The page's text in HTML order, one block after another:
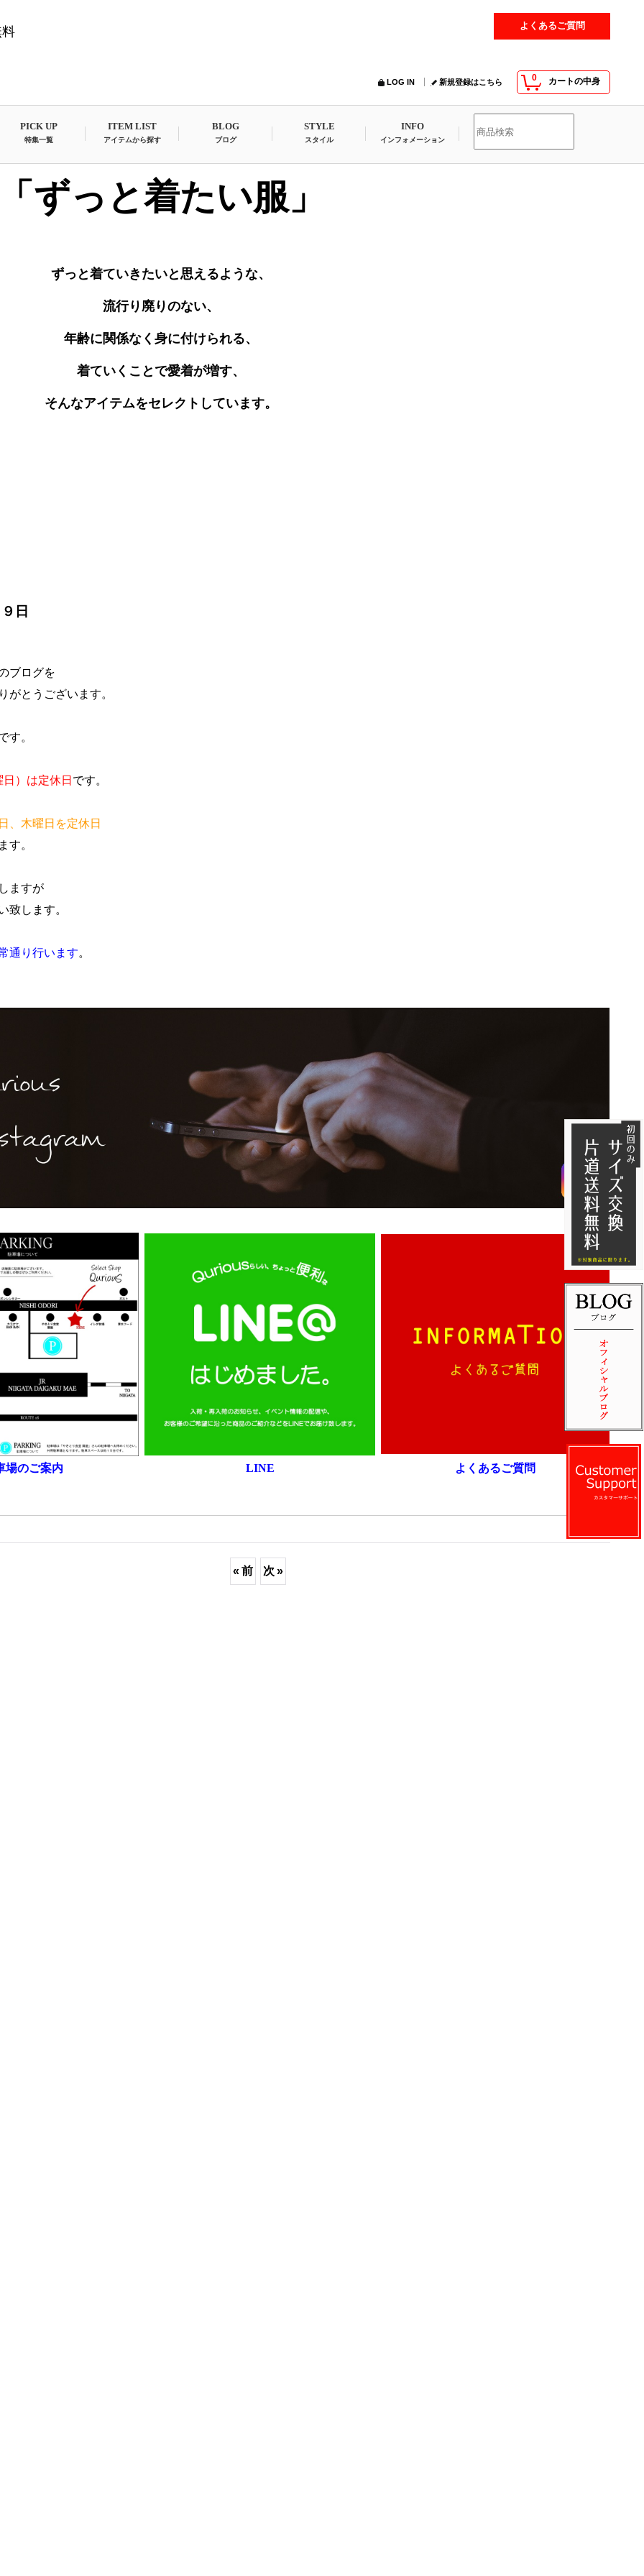
ずっと着たい服」
ずっと着ていきたいと思えるような、
流行り廃りのない、
年齢に関係なく身に付けられる、
着ていくことで愛着が増す、
そんなアイテムをセレクトしています。
料 よくあるご質問
0 カートの中身
LOG IN 新規登録はこちら
PICK UP
特集一覧
ITEM LIST
アイテムから探す
BLOG
ブログ
STYLE
スタイル
INFO
インフォメーション
日
ブログを
がとうございます。
す。
）は定休日 です。
、木曜日を定休日
す。
ますが
致します。
通り行います。
場のご案内 LINE よくあるご質問
« 前 次 »